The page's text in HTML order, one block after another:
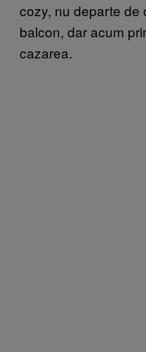
cozy, nu departe de
balcon, dar acum
cazarea.